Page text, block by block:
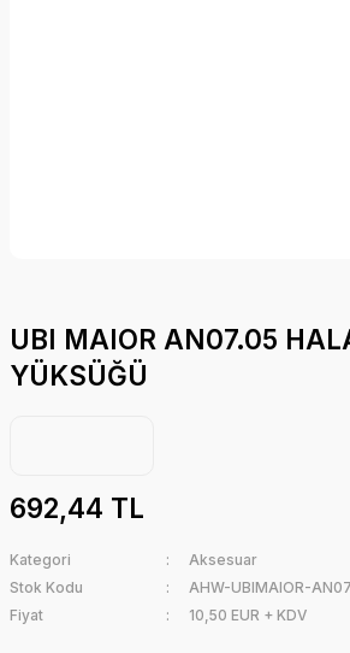
UBI MAIOR AN07.05
YÜKSÜĞÜ
692,44 TL
Kategori
Aksesuar
Stok Kodu
AHW-UBIMAIOR-
Fiyat
10,50 EUR + KDV